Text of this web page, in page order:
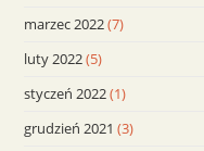
marzec 2022(7)
luty 2022(5)
styczeń 2022(1)
grudzień 2021 (3)